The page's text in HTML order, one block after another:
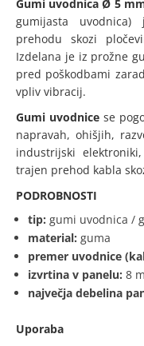
Gumi uvodnica Ø 5
gumijasta
prehodu skozi
Izdelana je iz prožne
pred poškodbami
vpliv vibracij.
Gumi uvodnicese
napravah, ohišjih,
industrijski
trajen prehod kabla
PODROBNOSTI
tip: gumi uvodnica /
material: guma
premer uvodnice
izvrtina v panelu: 8
največja debelina
Uporaba